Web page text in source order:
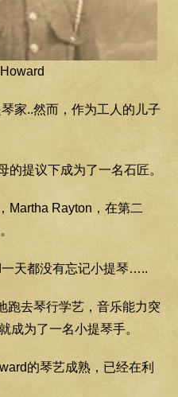
家..然而，作为工人的儿子
的提议下成为了一名石匠。
Martha Rayton，在第二
天都没有忘记小提琴…..
跑去琴行学艺，音乐能力突
成为了一名小提琴手。
的琴艺成熟，已经在利